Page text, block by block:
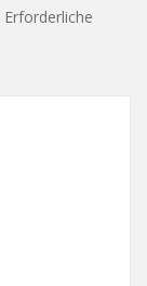
Erforderliche